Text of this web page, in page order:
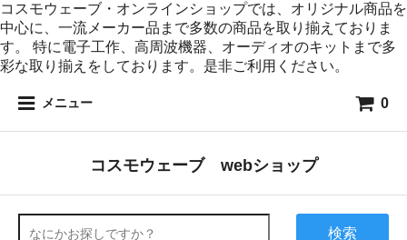
コスモウェーブ・オンラインショップでは、オリジナル商品を
中心に、一流メーカー品まで多数の商品を取り揃えておりま
す。 特に電子工作、高周波機器、オーディオのキットまで多
彩な取り揃えをしております。是非ご利用ください。
メニュー 0
コスモウェーブ webショップ
検索